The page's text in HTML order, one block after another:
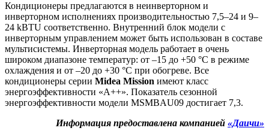
Кондиционеры предлагаются в неинверторном и
инверторном исполнениях производительностью 7,5–24 и 9–
24 kBTU соответственно. Внутренний блок модели с
инверторным управлением может быть использован в составе
мультисистемы. Инверторная модель работает в очень
широком диапазоне температур: от –15 до +50 °C в режиме
охлаждения и от –20 до +30 °C при обогреве. Все
кондиционеры серии Midea Mission имеют класс
энергоэффективности «А++». Показатель сезонной
энергоэффективности модели MSMBAU09 достигает 7,3.
Информация предоставлена компанией «Даичи»